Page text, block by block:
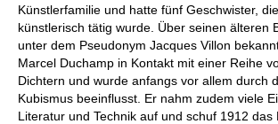
Künstlerfamilie und hatte fünf Geschwister,
künstlerisch tätig wurde. Über seinen älteren
unter dem Pseudonym Jacques Villon
Marcel Duchamp in Kontakt mit einer Reihe
Dichtern und wurde anfangs vor allem durch
Kubismus beeinflusst. Er nahm zudem viele
Literatur und Technik auf und schuf 1912 das